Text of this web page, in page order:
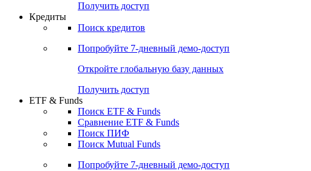
Получить доступ
Кредиты
Поиск кредитов
Попробуйте 7-дневный демо-доступ
Откройте глобальную базу данных
Получить доступ
ETF & Funds
Поиск ETF & Funds
Сравнение ETF & Funds
Поиск ПИФ
Поиск Mutual Funds
Попробуйте 7-дневный демо-доступ